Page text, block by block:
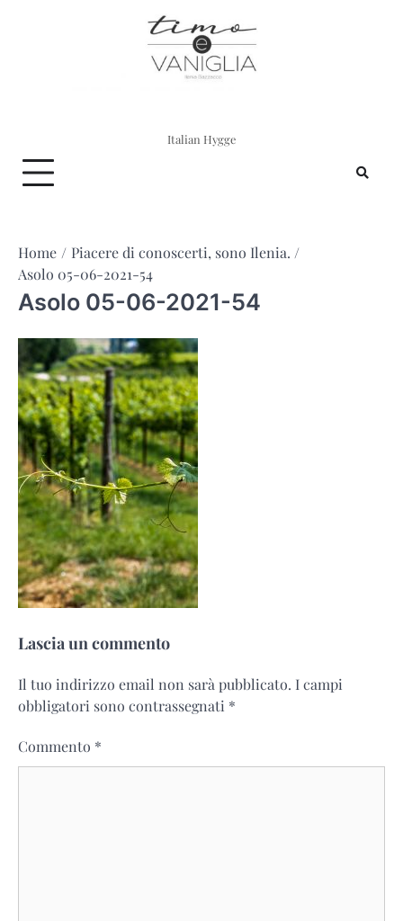
Italian Hygge
Home
Piacere di conoscerti, sono Ilenia.
Asolo 05-06-2021-54
Asolo 05-06-2021-54
Lascia un commento
Il tuo indirizzo email non sarà pubblicato. I campi
obbligatori sono contrassegnati *
Commento *